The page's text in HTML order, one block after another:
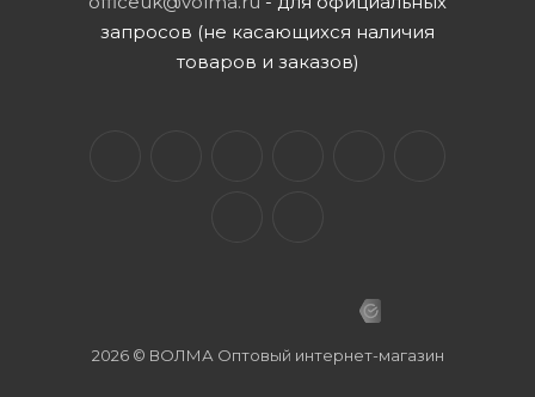
запросов (не касающихся наличия
товаров и заказов)
2026 © ВОЛМА Оптовый интернет-магазин